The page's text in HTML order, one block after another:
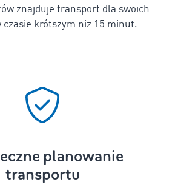
znajduje transport dla swoich
czasie krótszym niż 15 minut.
planowanie
transportu